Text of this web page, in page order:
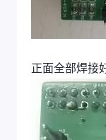
正面全部焊接